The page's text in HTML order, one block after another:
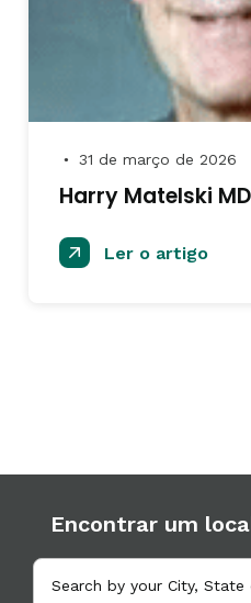
● 31 de março de 2026
Harry Matelski MD
Ler o artigo
Encontrar um